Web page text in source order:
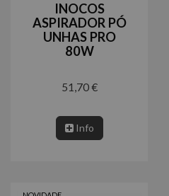
INOCOS
ASPIRADOR PÓ
UNHAS PRO
80W
51,70 €
Info